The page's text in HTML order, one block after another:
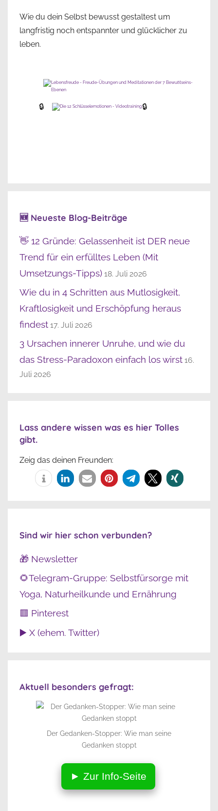
Wie du dein Selbst bewusst gestaltest um
langfristig noch entspannter und glücklicher zu
leben.
🔒 🔒
🆕 Neueste Blog-Beiträge
👋 12 Gründe: Gelassenheit ist DER neue
Trend für ein erfülltes Leben (Mit
Umsetzungs-Tipps) 18. Juli 2026
Wie du in 4 Schritten aus Mutlosigkeit,
Kraftlosigkeit und Erschöpfung heraus
findest 17. Juli 2026
3 Ursachen innerer Unruhe, und wie du
das Stress-Paradoxon einfach los wirst 16.
Juli 2026
Lass andere wissen was es hier Tolles
gibt.
Zeig das deinen Freunden:
Sind wir hier schon verbunden?
🎁 Newsletter
🌻Telegram-Gruppe: Selbstfürsorge mit
Yoga, Naturheilkunde und Ernährung
🟥 Pinterest
▶️ X (ehem. Twitter)
Aktuell besonders gefragt:
Der Gedanken-Stopper: Wie man seine
Gedanken stoppt
► Zur Info-Seite